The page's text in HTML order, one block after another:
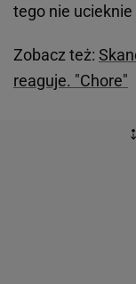
tego nie ucieknie
Zobacz też:
reaguje. "Chore"